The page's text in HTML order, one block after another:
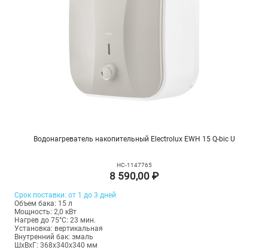
Водонагреватель накопительный Electrolux EWH 15 Q-bic U
НС-1147765
8 590,00 ₽
Срок поставки: от 1 до 3 дней
Объем бака: 15 л
Мощность: 2,0 кВт
Нагрев до 75°С: 23 мин.
Установка: вертикальная
Внутренний бак: эмаль
ШхВхГ: 368х340х340 мм